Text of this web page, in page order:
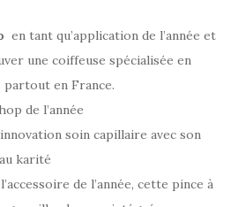
en tant qu’application de l’année et
une coiffeuse spécialisée en
partout en France.
de l’année
soin capillaire avec son
karité
de l’année, cette pince à